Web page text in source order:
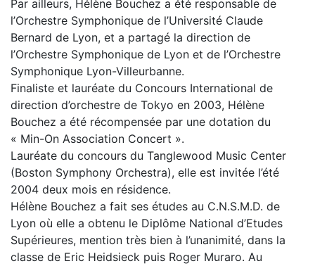
Par ailleurs, Hélène Bouchez a été responsable de
l’Orchestre Symphonique de l’Université Claude
Bernard de Lyon, et a partagé la direction de
l’Orchestre Symphonique de Lyon et de l’Orchestre
Symphonique Lyon-Villeurbanne.
Finaliste et lauréate du Concours International de
direction d’orchestre de Tokyo en 2003, Hélène
Bouchez a été récompensée par une dotation du
« Min-On Association Concert ».
Lauréate du concours du Tanglewood Music Center
(Boston Symphony Orchestra), elle est invitée l’été
2004 deux mois en résidence.
Hélène Bouchez a fait ses études au C.N.S.M.D. de
Lyon où elle a obtenu le Diplôme National d’Etudes
Supérieures, mention très bien à l’unanimité, dans la
classe de Eric Heidsieck puis Roger Muraro. Au